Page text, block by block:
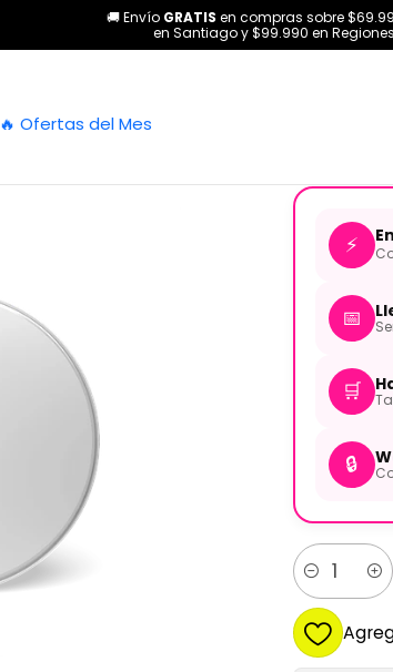
🔥 Ofertas del Mes
🚚 Envío GRATIS en compras sobre
en Santiago y $99.990 en Regiones
Accesorios Parches de Bateria Set de
⚡
📅
🛒
🔒
Cantidad